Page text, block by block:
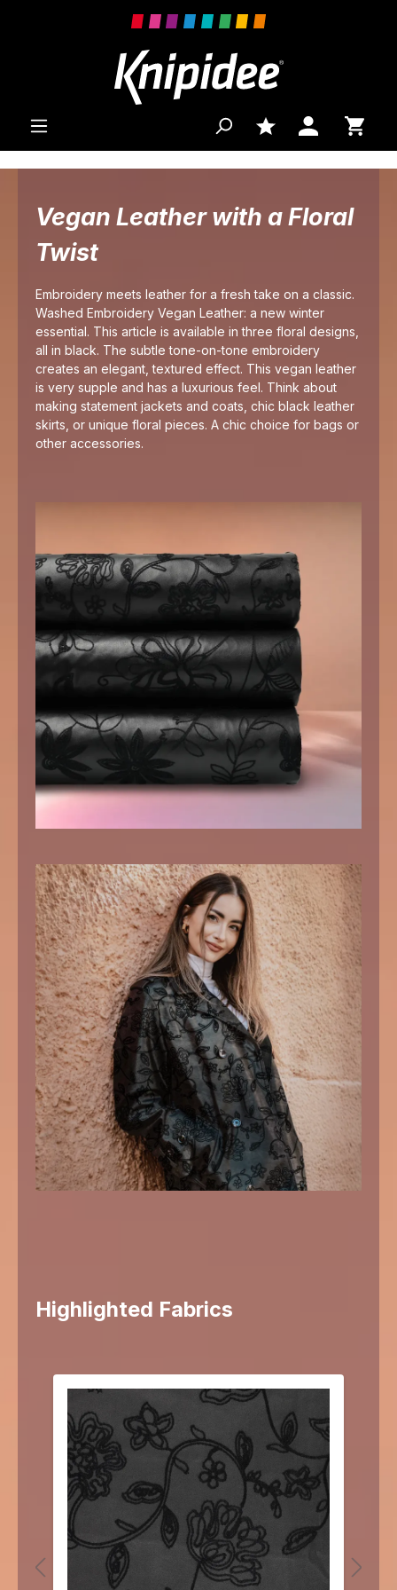
Vegan Leather with a Floral
Twist
Embroidery meets leather for a fresh take on a classic.
Washed Embroidery Vegan Leather: a new winter
essential. This article is available in three floral designs,
all in black. The subtle tone-on-tone embroidery
creates an elegant, textured effect. This vegan leather
is very supple and has a luxurious feel. Think about
making statement jackets and coats, chic black leather
skirts, or unique floral pieces. A chic choice for bags or
other accessories.
Highlighted Fabrics